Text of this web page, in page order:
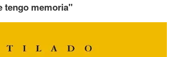
tengo memoria"